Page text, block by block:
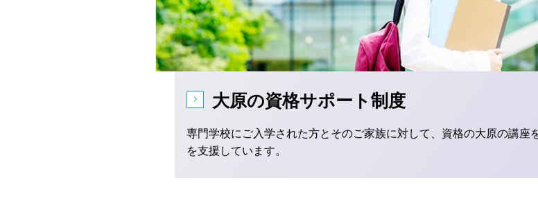
大原の資格サポート制度
専門学校にご入学された方とそのご家族に対して、資格の大原の講座
を支援しています。